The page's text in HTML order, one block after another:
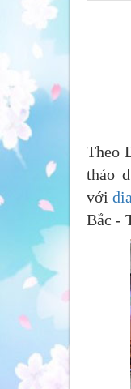
Theo
thảo
với
Bắc -